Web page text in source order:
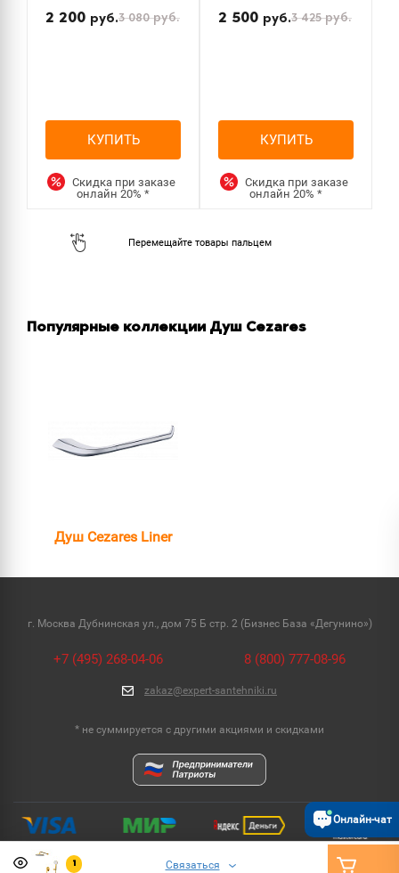
2 200 руб.3 080руб.
КУПИТЬ
Скидка при заказе
онлайн20%*
2 500 руб.3 425руб.
КУПИТЬ
Скидка при заказе
онлайн20%*
Популярные коллекции Душ Cezares
Душ Cezares Liner
г. Москва Дубнинская ул., дом 75 Б стр. 2 (Бизнес База «Дегунино»)
+7 (495) 268-04-06 8 (800) 777-08-96
zakaz@expert-santehniki.ru
* не суммируется с другими акциями и скидками
1 Связаться
Онлайн-чат